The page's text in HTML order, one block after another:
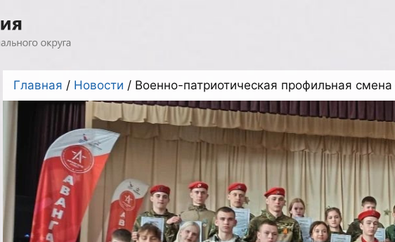
Главная / Новости / Военно-патриотическая профильная смена